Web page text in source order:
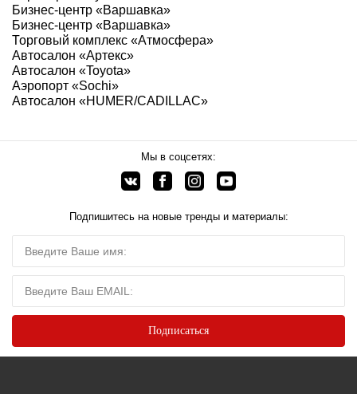
Бизнес-центр «Варшавка»
Бизнес-центр «Варшавка»
Торговый комплекс «Атмосфера»
Автосалон «Артекс»
Автосалон «Toyota»
Аэропорт «Sochi»
Автосалон «HUMER/CADILLAC»
Мы в соцсетях:
Подпишитесь на новые тренды и материалы: